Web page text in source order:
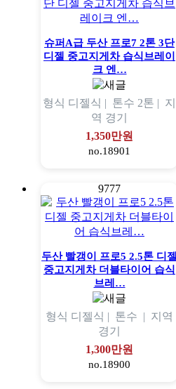
슈퍼A급 두산 프로7 2톤 3단
디젤 중고지게차 습식브레이
크 엔…
형식 디젤식 | 톤수 2톤 | 지
역 경기
1,350만원
no.18901
9777
두산 빨갱이 프로5 2.5톤 디젤
중고지게차 더블타이어 습식
브레…
형식 디젤식 | 톤수 | 지역
경기
1,300만원
no.18900